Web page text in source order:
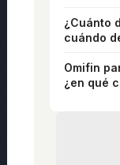
¿Cuánto
cuándo
Omifin
¿en qué